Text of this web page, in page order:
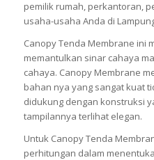
pemilik rumah, perkantoran,
usaha-usaha Anda di
Canopy Tenda Membrane ini
memantulkan sinar cahaya
cahaya. Canopy Membrane
bahan nya yang sangat kuat
didukung dengan konstruksi
tampilannya terlihat elegan.
Untuk Canopy Tenda
perhitungan dalam